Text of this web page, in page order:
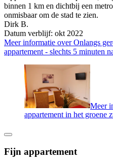
binnen 1 km en dichtbij een
onmisbaar om de stad te zien.
Dirk B.
Datum verblijf: okt 2022
Meer informatie over Onlangs
appartement - slechts 5 minuten
Meer
appartement in het groene
Fijn appartement